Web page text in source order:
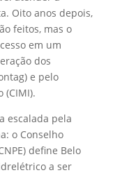
Oito anos depois,
feitos, mas o
em um
dos
e pelo
(CIMI).
escalada pela
o Conselho
define Belo
a ser